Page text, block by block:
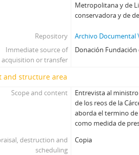
Metropolitana y de
conservadora y de
Repository
Archivo Documental
Immediate source of
acquisition or transfer
Donación Fundación
and structure area
Scope and content
Entrevista al
de los reos de la
aborda el termino
como medida de
destruction and
scheduling
Copia